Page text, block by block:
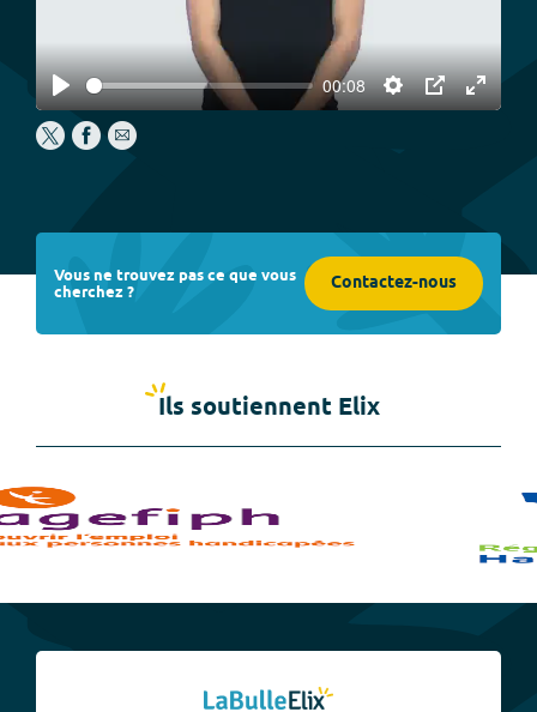
Play
00:08
Settings
PIP
Enter
Vous ne trouvez pas ce que vous
cherchez ? Contactez-nous
Ils soutiennent Elix